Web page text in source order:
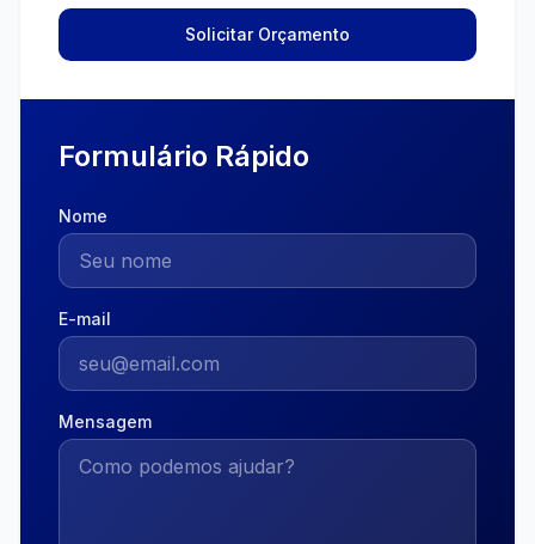
Solicitar Orçamento
Formulário Rápido
Nome
E-mail
Mensagem